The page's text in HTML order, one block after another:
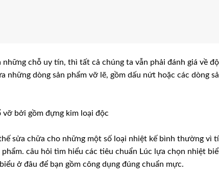
chỗ uy tín, thì tất cả chúng ta vẫn phải đánh giá về độ
những dòng sản phẩm vỡ lẽ, gồm dấu nứt hoặc các dòng
bởi gồm đựng kim loại độc
sửa chữa cho những một số loại nhiệt kế bình thường vì
câu hỏi tìm hiểu các tiêu chuẩn Lúc lựa chọn nhiệt
ở đâu để bạn gồm công dụng đúng chuẩn mực.